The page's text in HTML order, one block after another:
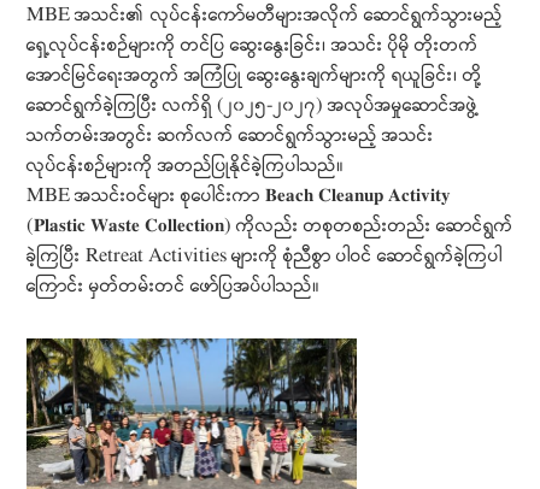
MBE အသင်း၏ လုပ်ငန်းကော်မတီများအလိုက် ဆောင်ရွက်သွားမည့်
ရှေ့လုပ်ငန်းစဉ်များကို တင်ပြ ဆွေးနွေးခြင်း၊ အသင်း ပိုမို တိုးတက်
အောင်မြင်ရေးအတွက် အကြံပြု ဆွေးနွေးချက်များကို ရယူခြင်း၊ တို့
ဆောင်ရွက်ခဲ့ကြပြီး လက်ရှိ (၂၀၂၅-၂၀၂၇) အလုပ်အမှုဆောင်အဖွဲ့
သက်တမ်းအတွင်း ဆက်လက် ဆောင်ရွက်သွားမည့် အသင်း
လုပ်ငန်းစဉ်များကို အတည်ပြုနိုင်ခဲ့ကြပါသည်။
MBE အသင်းဝင်များ စုပေါင်းကာ 𝐁𝐞𝐚𝐜𝐡 𝐂𝐥𝐞𝐚𝐧𝐮𝐩 𝐀𝐜𝐭𝐢𝐯𝐢𝐭𝐲
(𝐏𝐥𝐚𝐬𝐭𝐢𝐜 𝐖𝐚𝐬𝐭𝐞 𝐂𝐨𝐥𝐥𝐞𝐜𝐭𝐢𝐨𝐧) ကိုလည်း တစုတစည်းတည်း ဆောင်ရွက်
ခဲ့ကြပြီး Retreat Activities များကို စုံညီစွာ ပါဝင် ဆောင်ရွက်ခဲ့ကြပါ
ကြောင်း မှတ်တမ်းတင် ဖော်ပြအပ်ပါသည်။